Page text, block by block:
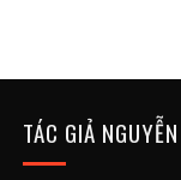
TÁC GIẢ